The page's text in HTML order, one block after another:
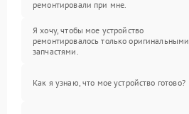
ремонтировали при мне.
Я хочу, чтобы мое устройство
ремонтировалось только оригинальными
запчастями.
Как я узнаю, что мое устройство готово?